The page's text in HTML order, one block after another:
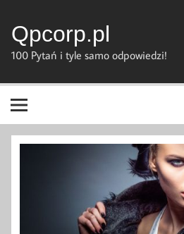
content
Qpcorp.pl
100 Pytań i tyle samo odpowiedzi!